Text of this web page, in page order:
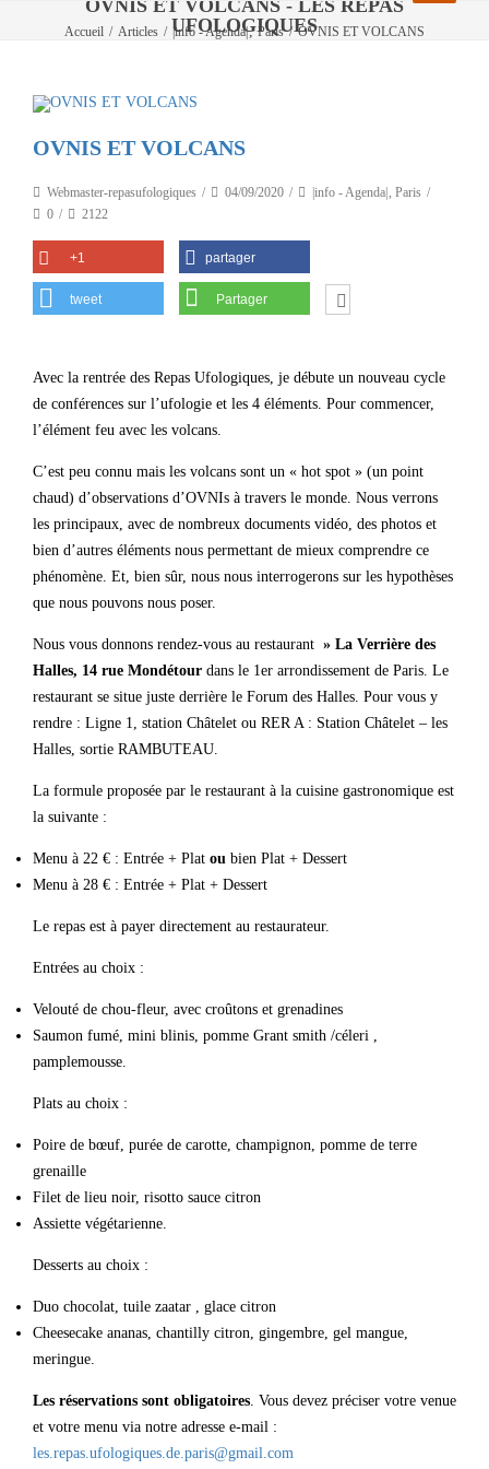
OVNIS ET VOLCANS - LES REPAS
UFOLOGIQUES
Accueil / Articles / |info - Agenda|,Paris / OVNIS ET VOLCANS
OVNIS ET VOLCANS
Webmaster-repasufologiques 04/09/2020 |info - Agenda| , Paris
0
2122
+1 partager
tweet Partager
Avec la rentrée des Repas Ufologiques, je débute un nouveau cycle
de conférences sur l’ufologie et les 4 éléments. Pour commencer,
l’élément feu avec les volcans.
C’est peu connu mais les volcans sont un « hot spot » (un point
chaud) d’observations d’OVNIs à travers le monde. Nous verrons
les principaux, avec de nombreux documents vidéo, des photos et
bien d’autres éléments nous permettant de mieux comprendre ce
phénomène. Et, bien sûr, nous nous interrogerons sur les hypothèses
que nous pouvons nous poser.
Nous vous donnons rendez-vous au restaurant » La Verrière des
Halles, 14 rue Mondétour dans le 1er arrondissement de Paris. Le
restaurant se situe juste derrière le Forum des Halles. Pour vous y
rendre : Ligne 1, station Châtelet ou RER A : Station Châtelet – les
Halles, sortie RAMBUTEAU.
La formule proposée par le restaurant à la cuisine gastronomique est
la suivante :
Menu à 22 € : Entrée + Plat ou bien Plat + Dessert
Menu à 28 € : Entrée + Plat + Dessert
Le repas est à payer directement au restaurateur.
Entrées au choix :
Velouté de chou-fleur, avec croûtons et grenadines
Saumon fumé, mini blinis, pomme Grant smith /céleri ,
pamplemousse.
Plats au choix :
Poire de bœuf, purée de carotte, champignon, pomme de terre
grenaille
Filet de lieu noir, risotto sauce citron
Assiette végétarienne.
Desserts au choix :
Duo chocolat, tuile zaatar , glace citron
Cheesecake ananas, chantilly citron, gingembre, gel mangue,
meringue.
Les réservations sont obligatoires. Vous devez préciser votre venue
et votre menu via notre adresse e-mail :
les.repas.ufologiques.de.paris@gmail.com